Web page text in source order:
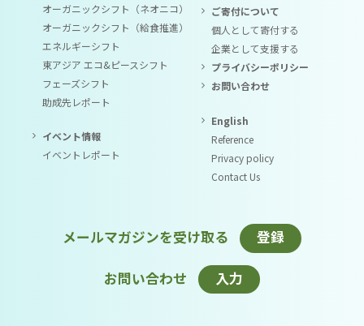
オーガニックシフト（ネオニコ）
オーガニックシフト（給食推進）
エネルギーシフト
東アジア エコ&ピースシフト
フェーズシフト
助成先レポート
イベント情報
イベントレポート
ご寄付について
個人として寄付する
企業として支援する
プライバシーポリシー
お問い合わせ
English
Reference
Privacy policy
Contact Us
メールマガジンを受け取る 登録
お問い合わせ 入力